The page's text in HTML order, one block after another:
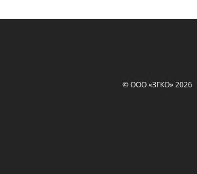
© ООО «ЗГКО» 2026